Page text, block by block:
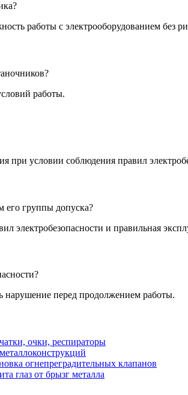
работы с электрооборудованием без
работы.
при условии соблюдения правил
его группы допуска?
электробезопасности и правильная
нарушение перед продолжением работы.
очки, респираторы
огнепреградительных клапанов
глаз от брызг металла